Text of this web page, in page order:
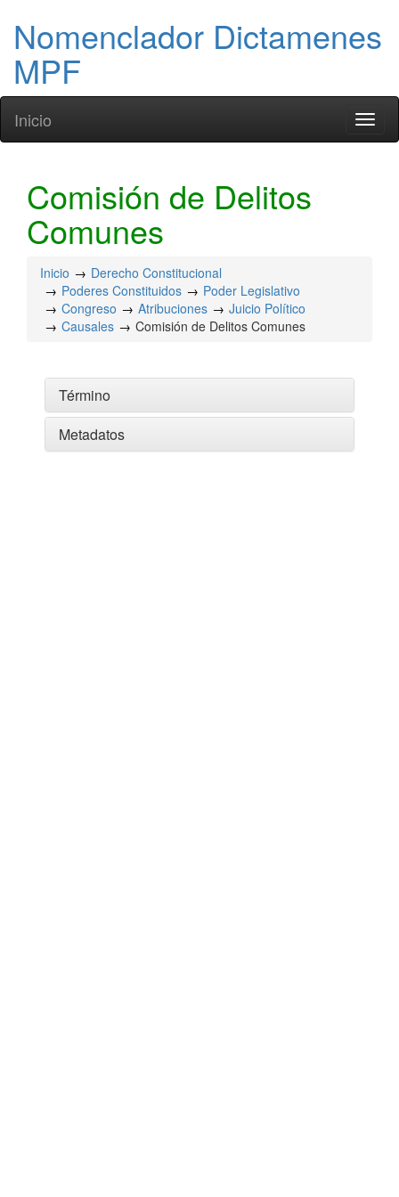
Nomenclador Dictamenes
MPF
Inicio
Comisión de Delitos
Comunes
Inicio
Derecho Constitucional
Poderes Constituidos
Poder Legislativo
Congreso
Atribuciones
Juicio Político
Causales
Comisión de Delitos Comunes
Término
Metadatos